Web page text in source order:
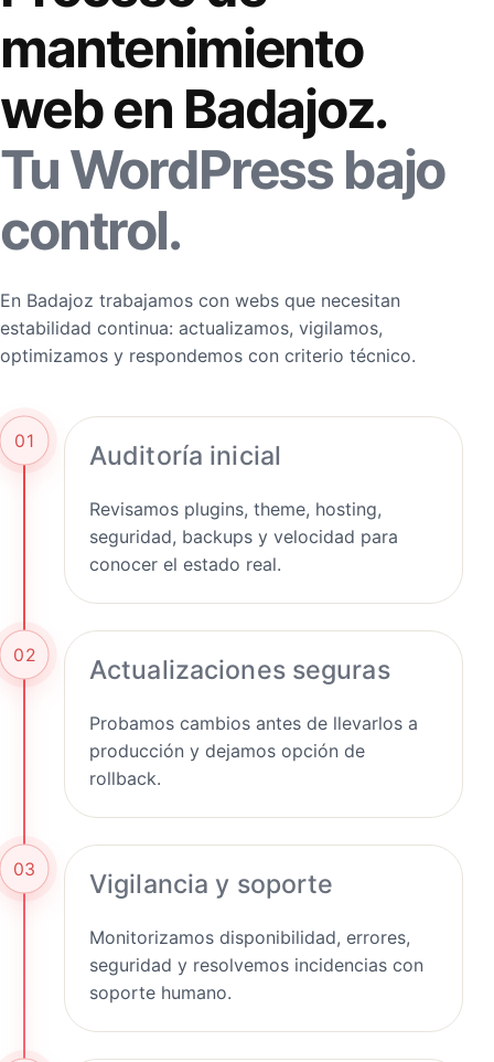
mantenimiento
web en Badajoz.
Tu WordPress bajo
control.
En Badajoz trabajamos con webs que necesitan
estabilidad continua: actualizamos, vigilamos,
optimizamos y respondemos con criterio técnico.
01 Auditoría inicial
Revisamos plugins, theme, hosting,
seguridad, backups y velocidad para
conocer el estado real.
02 Actualizaciones seguras
Probamos cambios antes de llevarlos a
producción y dejamos opción de
rollback.
03 Vigilancia y soporte
Monitorizamos disponibilidad, errores,
seguridad y resolvemos incidencias con
soporte humano.